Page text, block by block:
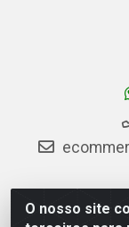
O nosso site
AC Araujo